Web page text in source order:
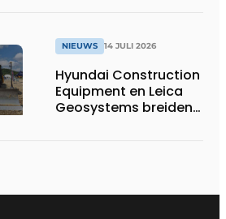
voor één landelijke
kwaliteitsregeling
voor straatwerk
NIEUWS 14 JULI 2026
Hyundai Construction
Equipment en Leica
Geosystems breiden